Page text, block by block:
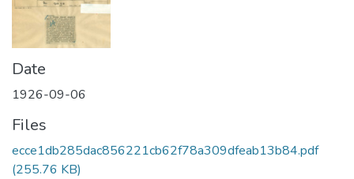
Date
1926-09-06
Files
ecce1db285dac856221cb62f78a309dfeab13b84.pdf
(255.76 KB)